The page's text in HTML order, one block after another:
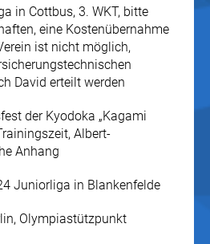
in Cottbus, 3. WKT, bitte
eine Kostenübernahme
ist nicht möglich,
David erteilt werden
der Kyodoka „Kagami
Albert-
Anhang
Juniorliga in Blankenfelde
Olympiastützpunkt